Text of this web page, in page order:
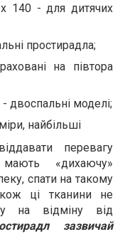
140 - для дитячих
простирадла;
на півтора
двоспальні моделі;
найбільші
перевагу
«дихаючу»
спати на такому
ці тканини не
на відміну від
зазвичай